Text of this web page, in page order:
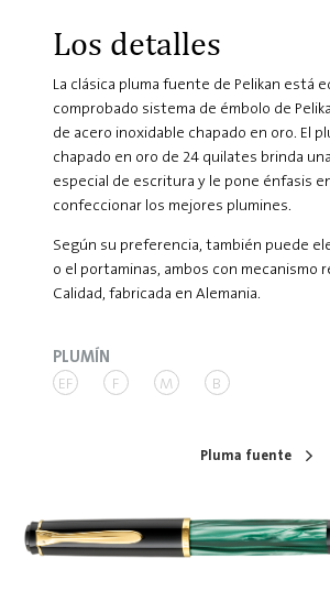
Los detalles
La clásica pluma fuente de Pelikan está
comprobado sistema de émbolo de
de acero inoxidable chapado en oro. El
chapado en oro de 24 quilates brinda
especial de escritura y le pone énfasis
confeccionar los mejores plumines.
Según su preferencia, también puede
o el portaminas, ambos con mecanismo
Calidad, fabricada en Alemania.
PLUMÍN
EF F M B
Pluma fuente